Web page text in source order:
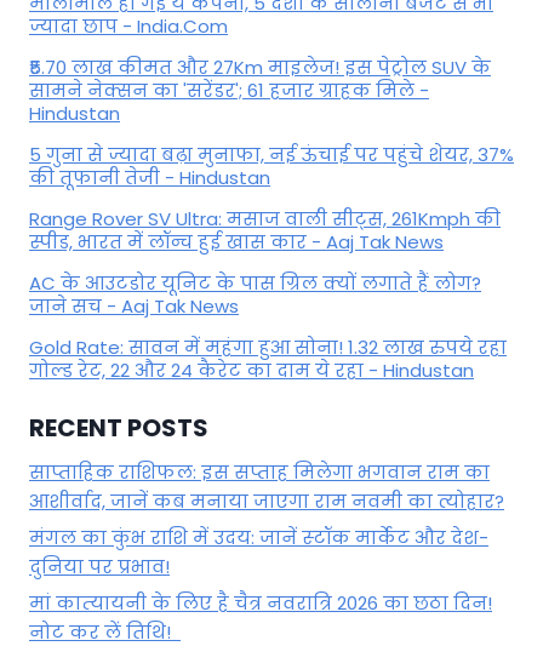
ज्यादा छाप - India.Com
₹5.70 लाख कीमत और 27Km माइलेज! इस पेट्रोल SUV के
सामने नेक्सन का 'सरेंडर'; 61 हजार ग्राहक मिले -
Hindustan
5 गुना से ज्यादा बढ़ा मुनाफा, नई ऊंचाई पर पहुंचे शेयर, 37%
की तूफानी तेजी - Hindustan
Range Rover SV Ultra: मसाज वाली सीट्स, 261Kmph की
स्पीड, भारत में लॉन्च हुई खास कार - Aaj Tak News
AC के आउटडोर यूनिट के पास ग्रिल क्यों लगाते हैं लोग?
जाने सच - Aaj Tak News
Gold Rate: सावन में महंगा हुआ सोना! 1.32 लाख रुपये रहा
गोल्ड रेट, 22 और 24 कैरेट का दाम ये रहा - Hindustan
RECENT POSTS
साप्ताहिक राशिफल: इस सप्ताह मिलेगा भगवान राम का
आशीर्वाद, जानें कब मनाया जाएगा राम नवमी का त्योहार?
मंगल का कुंभ राशि में उदय: जानें स्‍टॉक मार्केट और देश-
दुनिया पर प्रभाव!
मां कात्‍यायनी के लिए है चैत्र नवरात्रि 2026 का छठा दिन!
नोट कर लें तिथि!